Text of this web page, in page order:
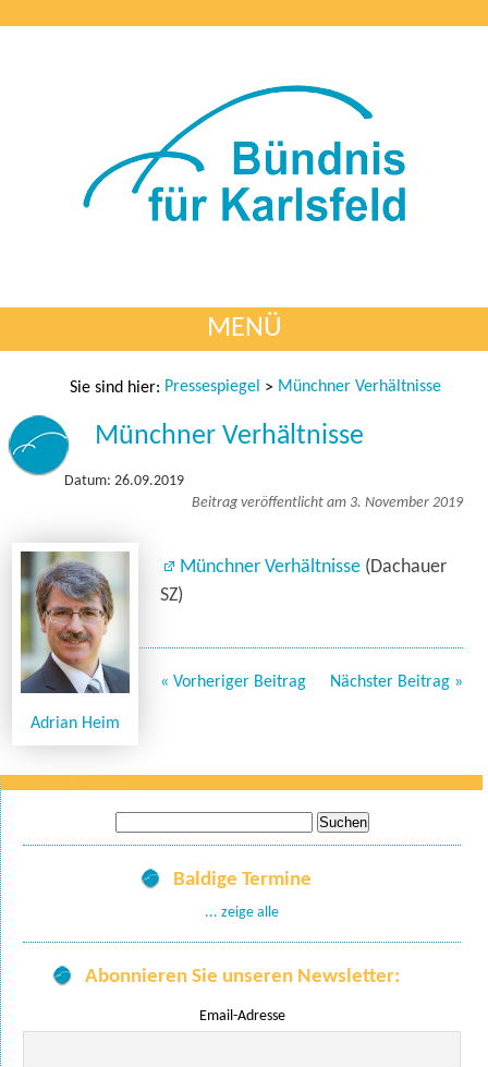
MENÜ
Sie sind hier: Pressespiegel > Münchner Verhältnisse
Münchner Verhältnisse
Datum: 26.09.2019
Beitrag veröffentlicht am 3. November 2019
Adrian Heim
Münchner Verhältnisse (Dachauer
SZ)
« Vorheriger Beitrag Nächster Beitrag »
nach:
Baldige Termine
... zeige alle
Abonnieren Sie unseren Newsletter:
Email-Adresse